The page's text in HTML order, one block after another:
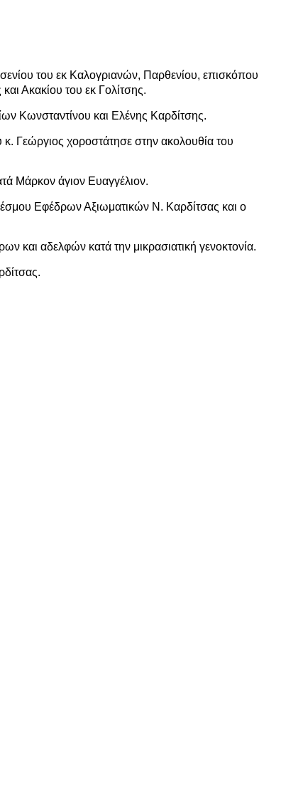
του εκ Καλογριανών, Παρθενίου, επισκόπου
Ακακίου του εκ Γολίτσης.
Κωνσταντίνου και Ελένης Καρδίτσης.
Γεώργιος χοροστάτησε στην ακολουθία του
Μάρκον άγιον Ευαγγέλιον.
Εφέδρων Αξιωματικών Ν. Καρδίτσας και ο
αδελφών κατά την μικρασιατική γενοκτονία.